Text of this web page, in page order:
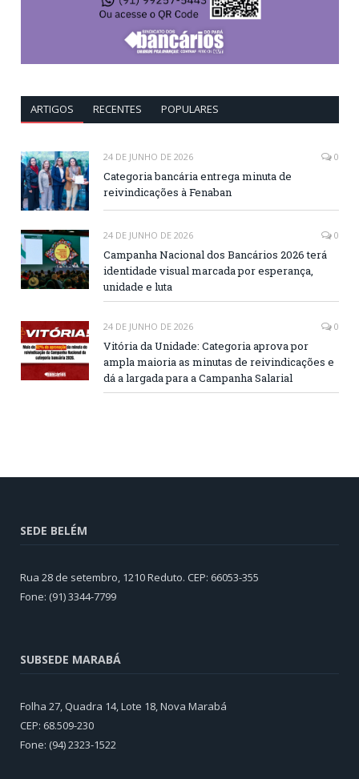
ARTIGOS RECENTES POPULARES
24 DE JUNHO DE 2026 0
Categoria bancária entrega minuta de
reivindicações à Fenaban
24 DE JUNHO DE 2026 0
Campanha Nacional dos Bancários 2026 terá
identidade visual marcada por esperança,
unidade e luta
24 DE JUNHO DE 2026 0
Vitória da Unidade: Categoria aprova por
ampla maioria as minutas de reivindicações e
dá a largada para a Campanha Salarial
SEDE BELÉM
Rua 28 de setembro, 1210 Reduto. CEP: 66053-355
Fone: (91) 3344-7799
SUBSEDE MARABÁ
Folha 27, Quadra 14, Lote 18, Nova Marabá
CEP: 68.509-230
Fone: (94) 2323-1522